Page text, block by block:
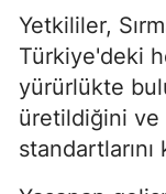
Yetkililer,
Türkiye'deki
yürürlükte
üretildiğini
standartlarını